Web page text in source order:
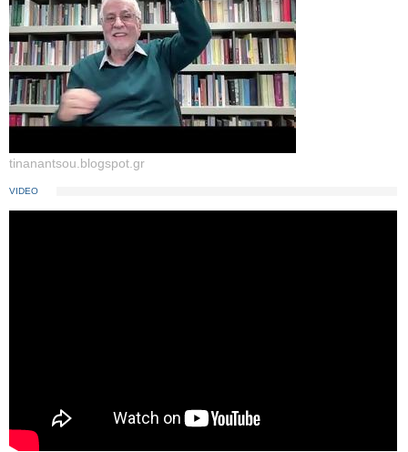
tinanantsou.blogspot.gr
VIDEO